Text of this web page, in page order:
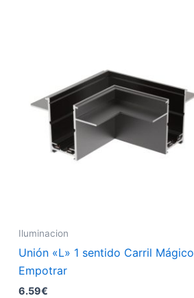
Iluminacion
Unión «L» 1 sentido Carril Mágico
Empotrar
6.59€